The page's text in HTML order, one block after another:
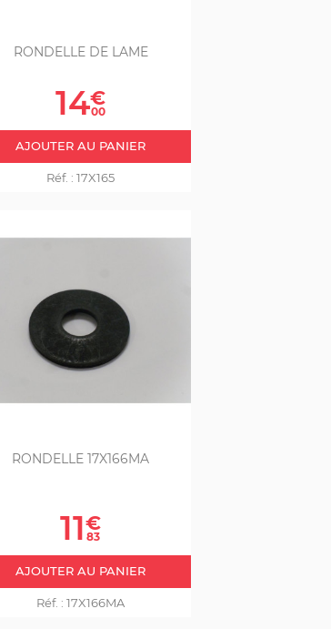
RONDELLE DE LAME
Prix
14€
00
AJOUTER AU PANIER
Réf. : 17X165
RONDELLE 17X166MA
Prix
11€
83
AJOUTER AU PANIER
Réf. : 17X166MA